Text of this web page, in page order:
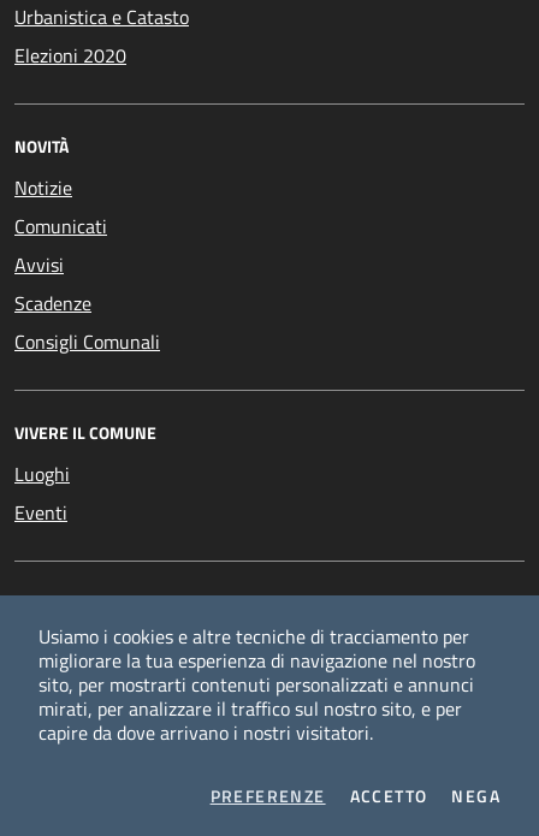
Usiamo i cookies e altre tecniche di tracciamento per
migliorare la tua esperienza di navigazione nel nostro
sito, per mostrarti contenuti personalizzati e annunci
mirati, per analizzare il traffico sul nostro sito, e per
capire da dove arrivano i nostri visitatori.
PREFERENZE COOKIES
ACCETTO I COOKIES
NEGAI
Urbanistica e Catasto
Elezioni 2020
NOVITÀ
Notizie
Comunicati
Avvisi
Scadenze
Consigli Comunali
VIVERE IL COMUNE
Luoghi
Eventi
CONTATTI
Palazzo Comunale
Via Primo Maggio
20054 Segrate
Codice Fiscale: 83503670156
Codice Unico Fatturazione (IPA): UFLPIA